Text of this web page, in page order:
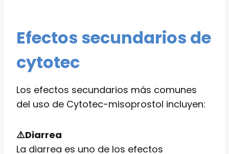
Efectos secundarios de
cytotec
Los efectos secundarios más comunes
del uso de Cytotec-misoprostol incluyen:
⚠️Diarrea
La diarrea es uno de los efectos